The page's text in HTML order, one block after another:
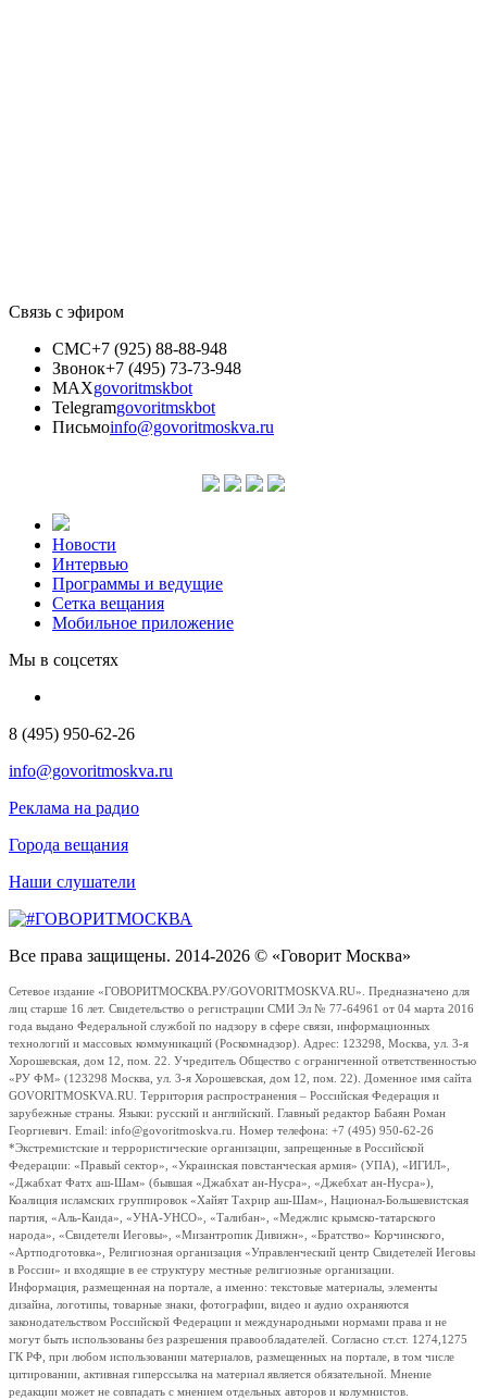
Связь с эфиром
СМС+7 (925) 88-88-948
Звонок+7 (495) 73-73-948
MAXgovoritmskbot
Telegramgovoritmskbot
Письмоinfo@govoritmoskva.ru
Новости
Интервью
Программы и ведущие
Сетка вещания
Мобильное приложение
Мы в соцсетях
8 (495) 950-62-26
info@govoritmoskva.ru
Реклама на радио
Города вещания
Наши слушатели
Все права защищены. 2014-2026 © «Говорит Москва»
Сетевое издание «ГОВОРИТМОСКВА.РУ/GOVORITMOSKVA.RU». Предназначено для
лиц старше 16 лет. Свидетельство о регистрации СМИ Эл № 77-64961 от 04 марта 2016
года выдано Федеральной службой по надзору в сфере связи, информационных
технологий и массовых коммуникаций (Роскомнадзор). Адрес: 123298, Москва, ул. 3-я
Хорошевская, дом 12, пом. 22. Учредитель Общество с ограниченной ответственностью
«РУ ФМ» (123298 Москва, ул. 3-я Хорошевская, дом 12, пом. 22). Доменное имя сайта
GOVORITMOSKVA.RU. Территория распространения – Российская Федерация и
зарубежные страны. Языки: русский и английский. Главный редактор Бабаян Роман
Георгиевич. Email: info@govoritmoskva.ru. Номер телефона: +7 (495) 950-62-26
*Экстремистские и террористические организации, запрещенные в Российской
Федерации: «Правый сектор», «Украинская повстанческая армия» (УПА), «ИГИЛ»,
«Джабхат Фатх аш-Шам» (бывшая «Джабхат ан-Нусра», «Джебхат ан-Нусра»),
Коалиция исламских группировок «Хайят Тахрир аш-Шам», Национал-Большевистская
партия, «Аль-Каида», «УНА-УНСО», «Талибан», «Меджлис крымско-татарского
народа», «Свидетели Иеговы», «Мизантропик Дивижн», «Братство» Корчинского,
«Артподготовка», Религиозная организация «Управленческий центр Свидетелей Иеговы
в России» и входящие в ее структуру местные религиозные организации.
Информация, размещенная на портале, а именно: текстовые материалы, элементы
дизайна, логотипы, товарные знаки, фотографии, видео и аудио охраняются
законодательством Российской Федерации и международными нормами права и не
могут быть использованы без разрешения правообладателей. Согласно ст.ст. 1274,1275
ГК РФ, при любом использовании материалов, размещенных на портале, в том числе
цитировании, активная гиперссылка на материал является обязательной. Мнение
редакции может не совпадать с мнением отдельных авторов и колумнистов.